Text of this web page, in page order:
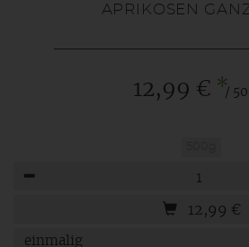
APRIKOSEN
12,99 € */
12,99 €